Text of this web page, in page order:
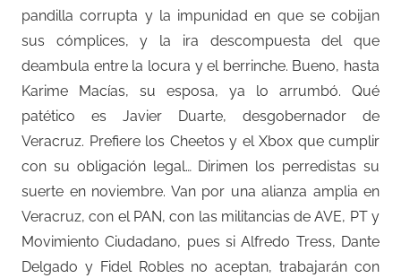
pandilla corrupta y la impunidad en que se cobijan
sus cómplices, y la ira descompuesta del que
deambula entre la locura y el berrinche. Bueno, hasta
Karime Macías, su esposa, ya lo arrumbó. Qué
patético es Javier Duarte, desgobernador de
Veracruz. Prefiere los Cheetos y el Xbox que cumplir
con su obligación legal… Dirimen los perredistas su
suerte en noviembre. Van por una alianza amplia en
Veracruz, con el PAN, con las militancias de AVE, PT y
Movimiento Ciudadano, pues si Alfredo Tress, Dante
Delgado y Fidel Robles no aceptan, trabajarán con